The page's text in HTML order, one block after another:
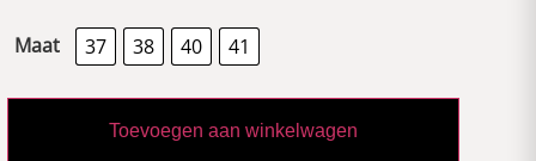
Maat 37 38 40 41
Toevoegen aan winkelwagen